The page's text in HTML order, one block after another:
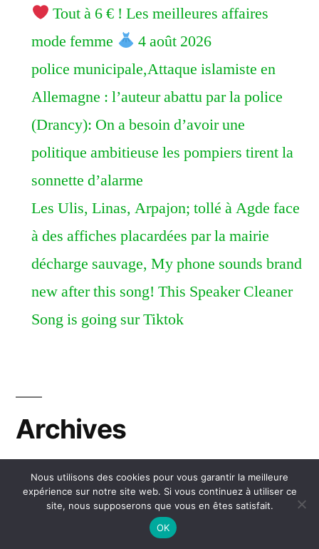
Tout à 6 € ! Les meilleures affaires
mode femme
4 août 2026
police municipale,Attaque islamiste en
Allemagne : l’auteur abattu par la police
(Drancy): On a besoin d’avoir une
politique ambitieuse les pompiers tirent la
sonnette d’alarme
Les Ulis, Linas, Arpajon; tollé à Agde face
à des affiches placardées par la mairie
décharge sauvage, My phone sounds brand
new after this song! This Speaker Cleaner
Song is going sur Tiktok
Archives
août 2026
juillet 2026
Nous utilisons des cookies pour vous garantir la meilleure
expérience sur notre site web. Si vous continuez à utiliser ce
site, nous supposerons que vous en êtes satisfait.
OK